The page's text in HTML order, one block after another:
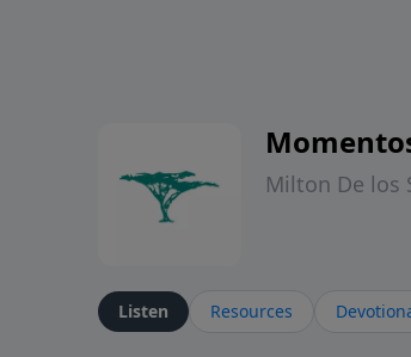
Milton De los
Listen Resources